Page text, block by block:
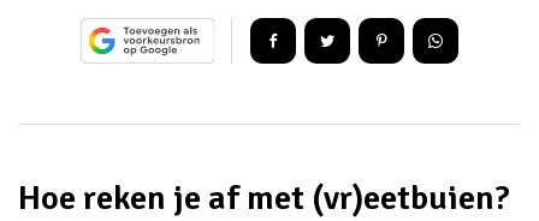
Hoe reken je af met (vr)eetbuien?